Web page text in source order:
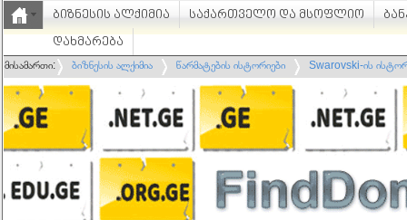
ბიზნესის ალქიმია საქართველო და მსოფლიო
დახმარება
მისამართი: ბიზნესის ალქიმია წარმატების ისტორიები Swarovski-ის